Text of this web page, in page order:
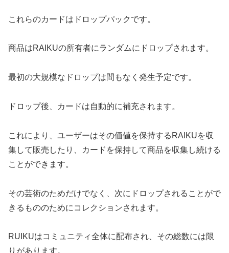
これらのカードはドロップパックです。
商品はRAIKUの所有者にランダムにドロップされます。
最初の大規模なドロップは間もなく発生予定です。
ドロップ後、カードは自動的に補充されます。
これにより、ユーザーはその価値を保持するRAIKUを収
集して販売したり、カードを保持して商品を収集し続ける
ことができます。
その芸術のためだけでなく、次にドロップされることがで
きるもののためにコレクションされます。
RUIKUはコミュニティ全体に配布され、その総数には限
りがあります。